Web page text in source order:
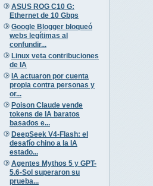
ASUS ROG C10 G:
Ethernet de 10 Gbps
Google Blogger bloqueó
webs legítimas al
confundir...
Linux veta contribuciones
de IA
IA actuaron por cuenta
propia contra personas y
or...
Poison Claude vende
tokens de IA baratos
basados e...
DeepSeek V4-Flash: el
desafío chino a la IA
estado...
Agentes Mythos 5 y GPT-
5.6-Sol superaron su
prueba...